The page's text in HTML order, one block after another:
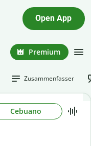
Open App
Premium
Zusammenfasser
Cebuano